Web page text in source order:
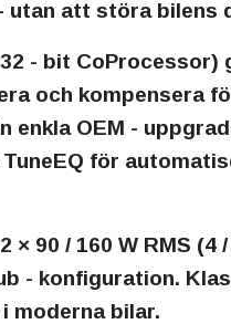
utan att störa bilens
- bit
och kompensera
enkla OEM -
TuneEQ för
2 × 90 / 160 W RMS (4
- konfiguration.
moderna bilar.